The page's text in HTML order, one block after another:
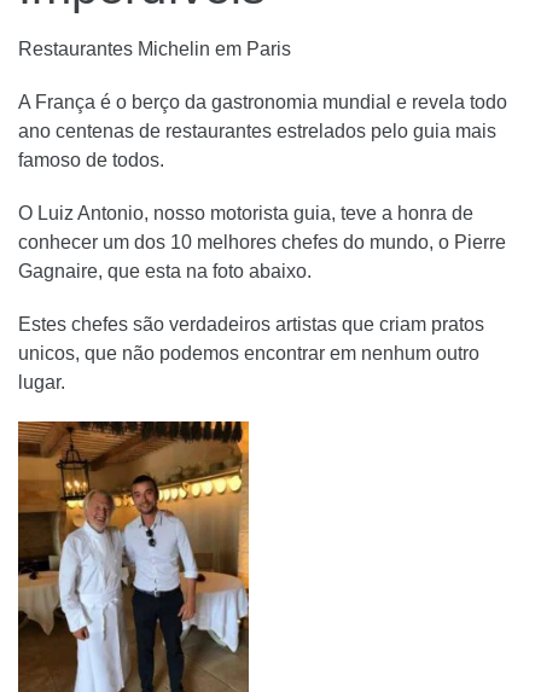
Restaurantes Michelin em Paris
A França é o berço da gastronomia mundial e revela todo
ano centenas de restaurantes estrelados pelo guia mais
famoso de todos.
O Luiz Antonio, nosso motorista guia, teve a honra de
conhecer um dos 10 melhores chefes do mundo, o Pierre
Gagnaire, que esta na foto abaixo.
Estes chefes são verdadeiros artistas que criam pratos
unicos, que não podemos encontrar em nenhum outro
lugar.